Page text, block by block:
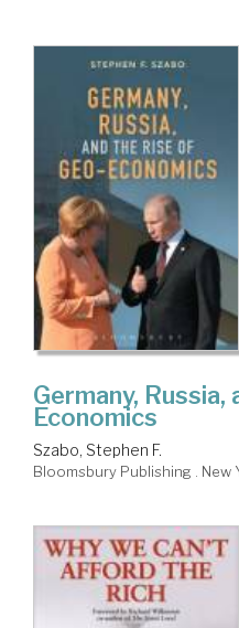
Germany,
Economics
Szabo, Stephen F.
Bloomsbury Publishing . New